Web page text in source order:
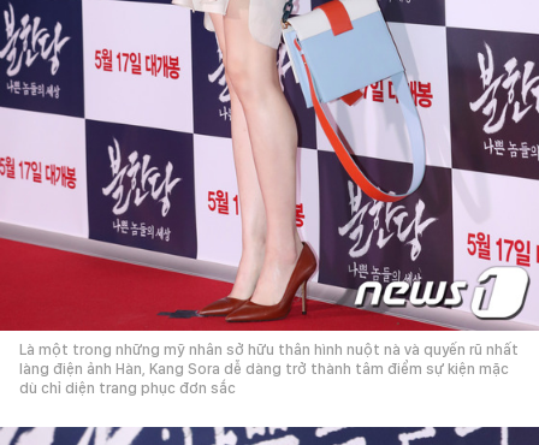
Là một trong những mỹ nhân sở hữu thân hình nuột nà và quyến rũ nhất
làng điện ảnh Hàn, Kang Sora dễ dàng trở thành tâm điểm sự kiện mặc
dù chỉ diện trang phục đơn sắc